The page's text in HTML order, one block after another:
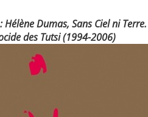
Hélène Dumas,Sans Ciel ni Terre.
des Tutsi (1994-2006)